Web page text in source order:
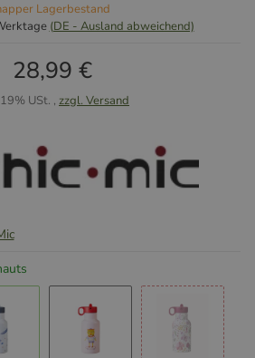
Lagerbestand
(DE - Ausland abweichend)
28,99 €
USt. , zzgl. Versand